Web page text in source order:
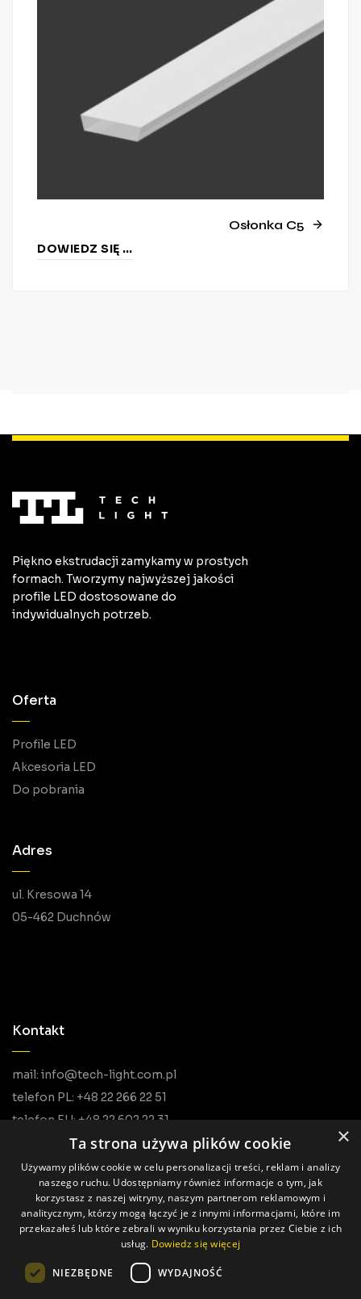
Osłonka C5
DOWIEDZ SIĘ WIĘCEJ
Piękno ekstrudacji zamykamy w prostych
formach. Tworzymy najwyższej jakości
profile LED dostosowane do
indywidualnych potrzeb.
Oferta
Profile LED
Akcesoria LED
Do pobrania
Adres
ul. Kresowa 14
05-462 Duchnów
Kontakt
mail: info@tech-light.com.pl
telefon PL: +48 22 266 22 51
telefon EU: +48 22 602 22 31
Wszystkie prawa zastrzeżone © Tech Light
Realizacja: Pageart
×
Ta strona używa plików cookie
Używamy plików cookie w celu personalizacji treści, reklam i analizy
naszego ruchu. Udostępniamy również informacje o tym, jak
korzystasz z naszej witryny, naszym partnerom reklamowym i
analitycznym, którzy mogą łączyć je z innymi informacjami, które im
przekazałeś lub które zebrali w wyniku korzystania przez Ciebie z ich
usług. Dowiedz się więcej
NIEZBĘDNE WYDAJNOŚĆ